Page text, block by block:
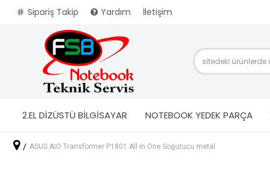
Sipariş Takip Yardım İletişim
2.EL DİZÜSTÜ BİLGİSAYAR NOTEBOOK YEDEK PARÇA
ASUS AIO Transformer P1801 All in One Soğutucu metal